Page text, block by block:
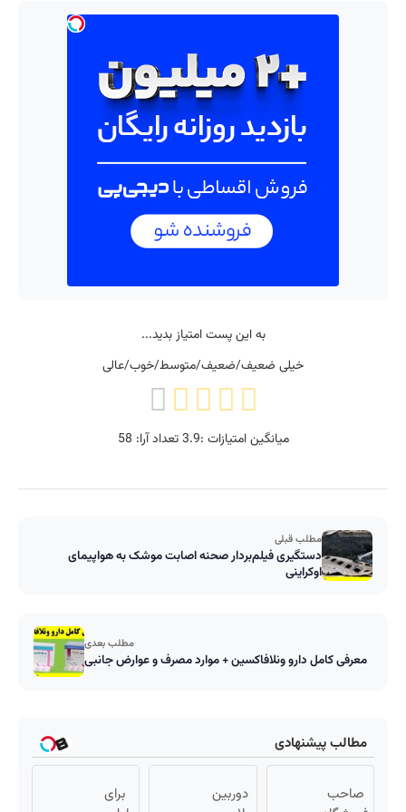
به این پست امتیاز بدید...
خیلی ضعیف/ضعیف/متوسط/خوب/عالی
میانگین امتیازات :3.9تعداد آرا: 58
مطلب قبلی
دستگیری فیلم‌بردار صحنه اصابت موشک به هواپیمای
اوکراینی
مطلب بعدی
معرفی کامل دارو ونلافاکسین + موارد مصرف و عوارض جانبی
مطالب پیشنهادی
صاحب
دوربین
برای